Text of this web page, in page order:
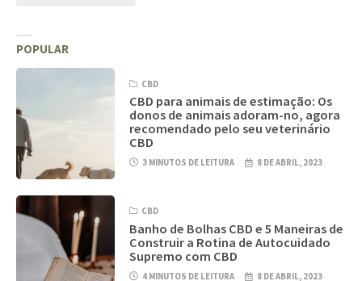
POPULAR
CBD
CBD para animais de estimação: Os
donos de animais adoram-no, agora
recomendado pelo seu veterinário
CBD
3 MINUTOS DE LEITURA 8 DE ABRIL, 2023
CBD
Banho de Bolhas CBD e 5 Maneiras de
Construir a Rotina de Autocuidado
Supremo com CBD
4 MINUTOS DE LEITURA 8 DE ABRIL, 2023